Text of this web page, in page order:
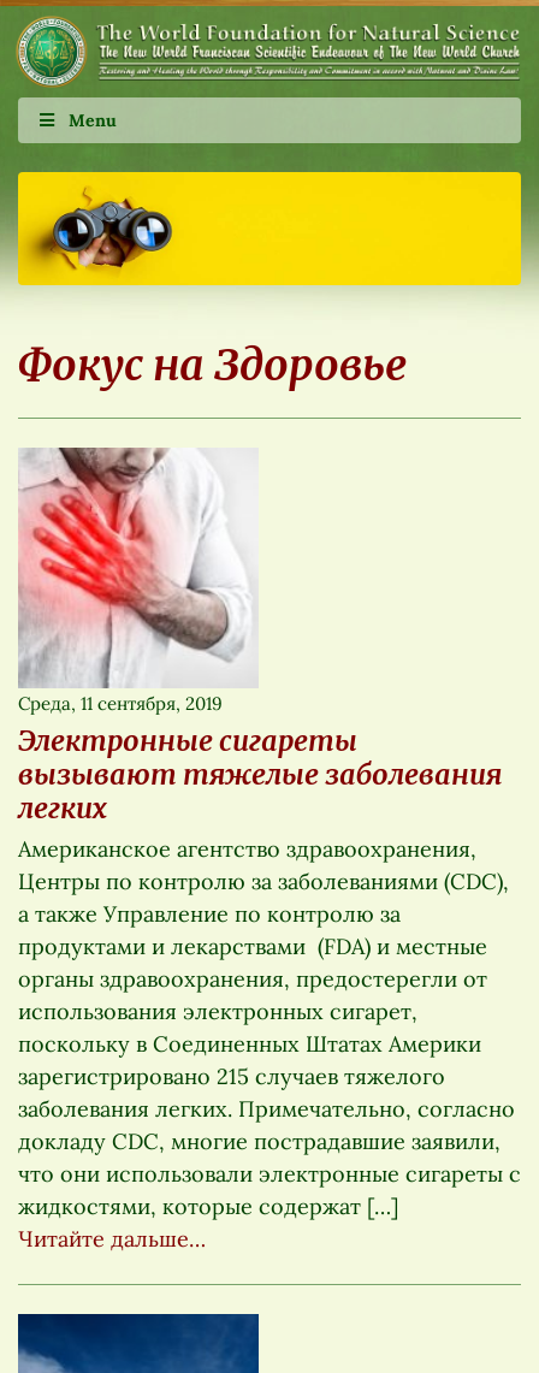
Menu
Фокус на Здоровье
Среда, 11 сентября, 2019
Электронные сигареты
вызывают тяжелые заболевания
легких
Американское агентство здравоохранения,
Центры по контролю за заболеваниями (CDC),
а также Управление по контролю за
продуктами и лекарствами (FDA) и местные
органы здравоохранения, предостерегли от
использования электронных сигарет,
поскольку в Соединенных Штатах Америки
зарегистрировано 215 случаев тяжелого
заболевания легких. Примечательно, согласно
докладу CDC, многие пострадавшие заявили,
что они использовали электронные сигареты с
жидкостями, которые содержат […]
Читайте дальше…